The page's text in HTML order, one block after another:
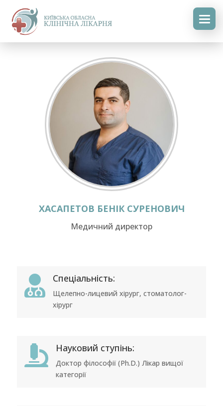
ХАСАПЕТОВ БЕНІК СУРЕНОВИЧ
Медичний директор
 Спеціальність:
Щелепно-лицевий хірург, стоматолог-
хірург
 Науковий ступінь:
Доктор філософії (Ph.D.) Лікар вищої
категорії